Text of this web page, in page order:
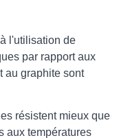
l'utilisation de
par rapport aux
au graphite sont
résistent mieux que
aux températures